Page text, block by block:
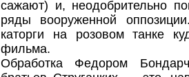
сажают) и, неодобрительно
ряды вооруженной
каторги на розовом танке
фильма.
Обработка Федором